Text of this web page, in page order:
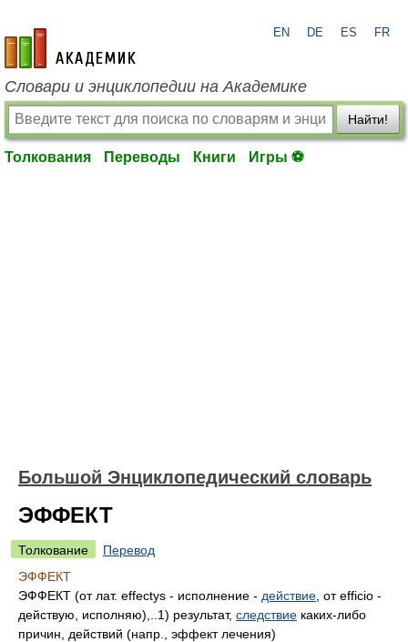
academic.ru
EN DE ES FR
Словари и энциклопедии на Академике
Найти!
Толкования Переводы Книги Игры ⚽
Большой Энциклопедический словарь
ЭФФЕКТ
Толкование
Перевод
ЭФФЕКТ
ЭФФЕКТ (от лат. effectys - исполнение - действие , от efficio -
действую, исполняю),..1) результат, следствие каких-либо
причин, действий (напр., эффект лечения)